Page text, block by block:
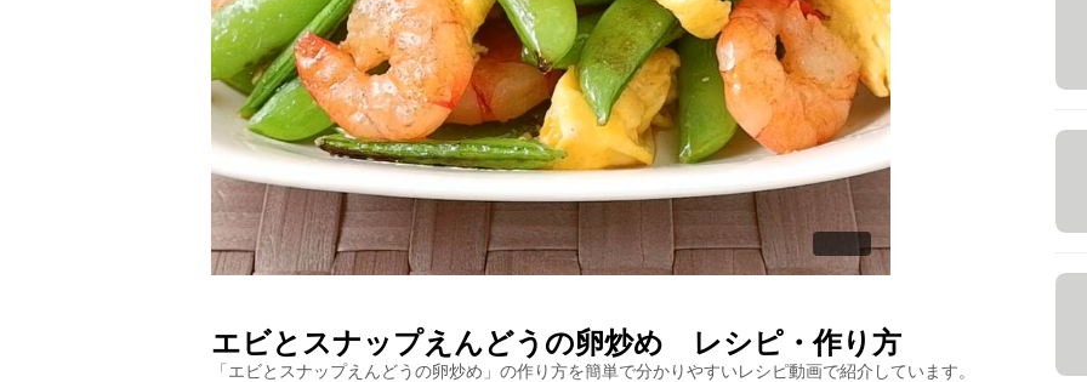
エビとスナップえんどうの卵炒め レシピ・作り方
「エビとスナップえんどうの卵炒め 」の作り方を簡単で分かりやすいレシピ動画で紹介しています。